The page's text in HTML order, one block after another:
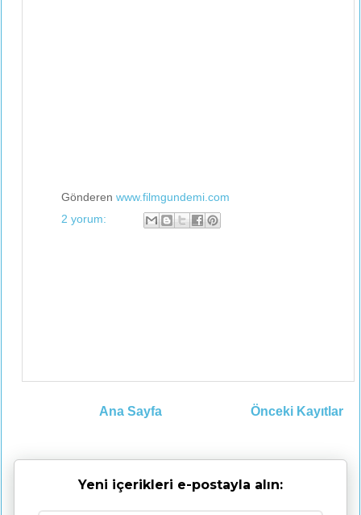
Gönderen www.filmgundemi.com
2 yorum:
Önceki Kayıtlar
Ana Sayfa
Yeni içerikleri e-postayla alın: